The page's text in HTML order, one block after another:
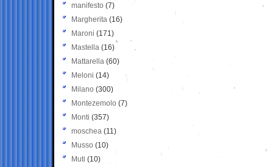
manifesto (7)
Margherita (16)
Maroni (171)
Mastella (16)
Mattarella (60)
Meloni (14)
Milano (300)
Montezemolo (7)
Monti (357)
moschea (11)
Musso (10)
Muti (10)